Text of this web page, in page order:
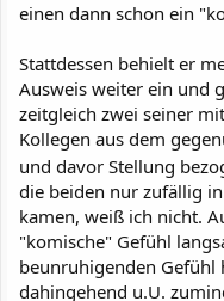
einen dann schon ein
Stattdessen behielt er
Ausweis weiter ein und
zeitgleich zwei seiner
Kollegen aus dem
und davor Stellung
die beiden nur zufällig
kamen, weiß ich nicht.
"komische" Gefühl
beunruhigenden Gefühl
dahingehend u.U.